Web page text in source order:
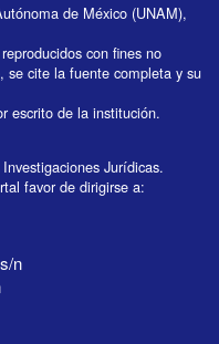
de México (UNAM),
con fines no
se cite la fuente completa y su
escrito de la institución.
Jurídicas.
favor de dirigirse a:
n